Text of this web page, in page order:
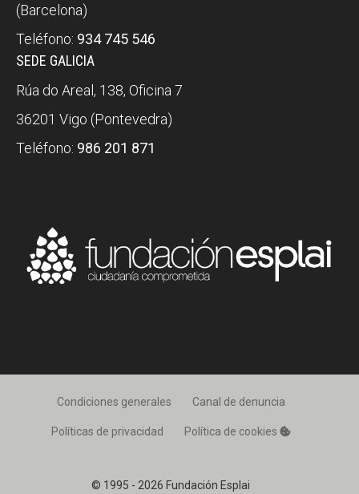
(Barcelona)
Teléfono: 934 745 546
SEDE GALICIA
Rúa do Areal, 138, Oficina 7
36201 Vigo (Pontevedra)
Teléfono: 986 201 871
© 1995 - 2026 Fundación Esplai
Condiciones generales Canal de denuncia
Políticas de privacidad Política de cookies